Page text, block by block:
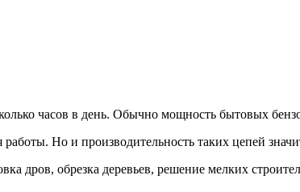
часов в день. Обычно мощность бытовых
Но и производительность таких цепей
дров, обрезка деревьев, решение мелких